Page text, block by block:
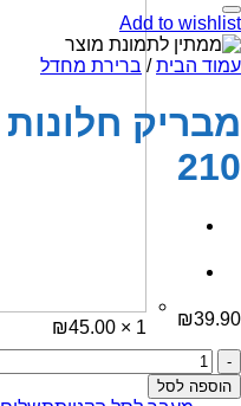
1 ×
₪45.00
Add to wishlist
עמוד הבית / ברירת מחדל
210
₪39.90
כמות
של
מבריק
הוספה לסל